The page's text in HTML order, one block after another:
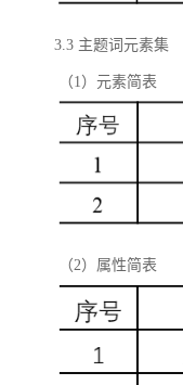
3.3 主题词元素集
（1）元素简表
（2）属性简表